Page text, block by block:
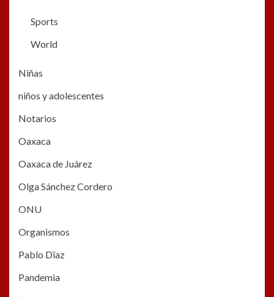
Sports
World
Niñas
niños y adolescentes
Notarios
Oaxaca
Oaxaca de Juárez
Olga Sánchez Cordero
ONU
Organismos
Pablo Dïaz
Pandemia